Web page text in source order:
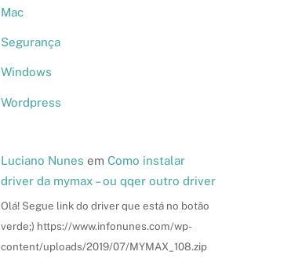
Mac
Segurança
Windows
Wordpress
Luciano Nunes em Como instalar
driver da mymax – ou qqer outro driver
Olá! Segue link do driver que está no botão
verde;) https://www.infonunes.com/wp-
content/uploads/2019/07/MYMAX_108.zip